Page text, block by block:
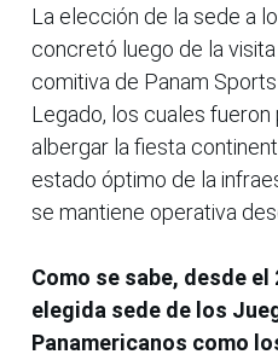
La elección de la sede a
concretó luego de la
comitiva de Panam
Legado, los cuales
albergar la fiesta
estado óptimo de la
se mantiene operativa
Como se sabe, desde
elegida sede de los
Panamericanos como